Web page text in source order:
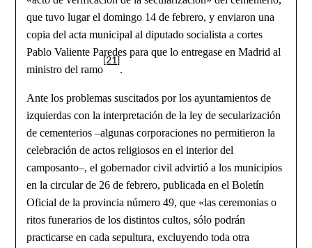
que tuvo lugar el domingo 14 de febrero, y enviaron una
copia del acta municipal al diputado socialista a cortes
Pablo Valiente Paredes para que lo entregase en Madrid al
ministro del ramo
[21]
.
Ante los problemas suscitados por los ayuntamientos de
izquierdas con la interpretación de la ley de secularización
de cementerios –algunas corporaciones no permitieron la
celebración de actos religiosos en el interior del
camposanto–, el gobernador civil advirtió a los municipios
en la circular de 26 de febrero, publicada en el Boletín
Oficial de la provincia número 49, que «las ceremonias o
ritos funerarios de los distintos cultos, sólo podrán
practicarse en cada sepultura, excluyendo toda otra